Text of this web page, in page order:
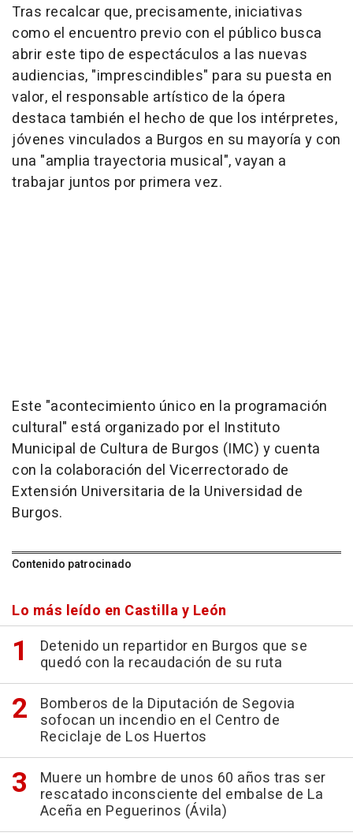
Tras recalcar que, precisamente, iniciativas
como el encuentro previo con el público busca
abrir este tipo de espectáculos a las nuevas
audiencias, "imprescindibles" para su puesta en
valor, el responsable artístico de la ópera
destaca también el hecho de que los intérpretes,
jóvenes vinculados a Burgos en su mayoría y con
una "amplia trayectoria musical", vayan a
trabajar juntos por primera vez.
Este "acontecimiento único en la programación
cultural" está organizado por el Instituto
Municipal de Cultura de Burgos (IMC) y cuenta
con la colaboración del Vicerrectorado de
Extensión Universitaria de la Universidad de
Burgos.
Contenido patrocinado
Lo más leído en Castilla y León
Detenido un repartidor en Burgos que se
quedó con la recaudación de su ruta
Bomberos de la Diputación de Segovia
sofocan un incendio en el Centro de
Reciclaje de Los Huertos
Muere un hombre de unos 60 años tras ser
rescatado inconsciente del embalse de La
Aceña en Peguerinos (Ávila)